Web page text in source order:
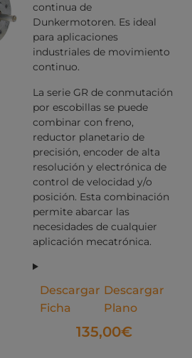
continua de
Dunkermotoren. Es ideal
para aplicaciones
industriales de movimiento
continuo.
La serie GR de conmutación
por escobillas se puede
combinar con freno,
reductor planetario de
precisión, encoder de alta
resolución y electrónica de
control de velocidad y/o
posición. Esta combinación
permite abarcar las
necesidades de cualquier
aplicación mecatrónica.
Descargar
Ficha
Descargar
Plano
135,00€